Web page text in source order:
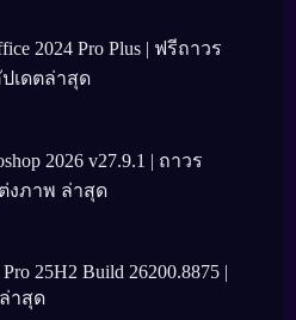
2024 Pro Plus | ฟรีถาวร
เดตล่าสุด
2026 v27.9.1 | ถาวร
งภาพ ล่าสุด
25H2 Build 26200.8875 |
าสุด